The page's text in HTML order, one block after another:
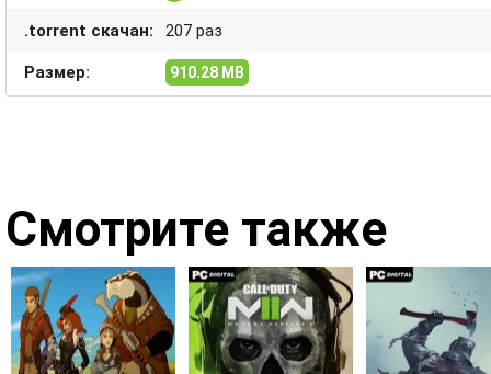
.torrent скачан: 207 раз
Размер: 910.28 MB
Смотрите также